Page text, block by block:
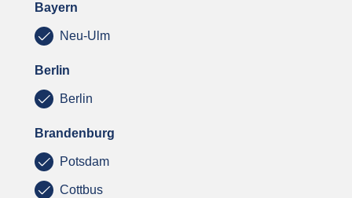
Bayern
Neu-Ulm
Berlin
Berlin
Brandenburg
Potsdam
Cottbus